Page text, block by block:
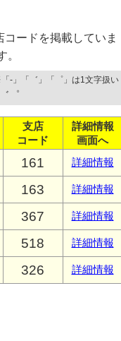
ードを掲載していま
-」「゛」「゜」は1文字扱い
゜
支店
コード
詳細情報
画面へ
161 詳細情報
163 詳細情報
367 詳細情報
518 詳細情報
326 詳細情報